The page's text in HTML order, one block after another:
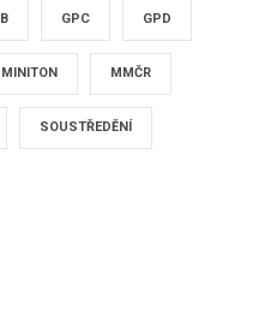
GPC GPD
MINITON MMČR
SOUSTŘEDĚNÍ